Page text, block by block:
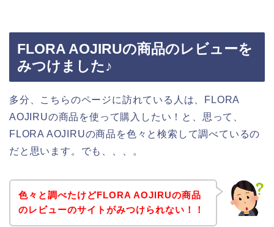
FLORA AOJIRUの商品のレビューを
みつけました♪
多分、こちらのページに訪れている人は、FLORA
AOJIRUの商品を使って購入したい！と、思って、
FLORA AOJIRUの商品を色々と検索して調べているの
だと思います。でも、、、。
色々と調べたけどFLORA AOJIRUの商品
のレビューのサイトがみつけられない！！